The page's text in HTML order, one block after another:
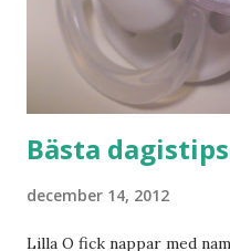
Bästa
december 14, 2012
Lilla O fick nappar med